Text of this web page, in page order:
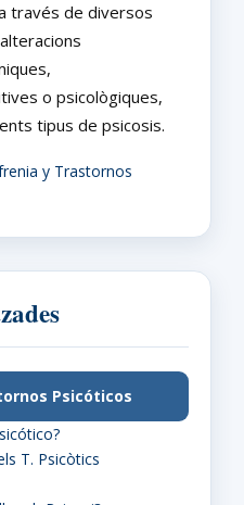
través de diversos
o psicològiques,
tipus de psicosis.
y Trastornos
Psicóticos
T. Psicòtics